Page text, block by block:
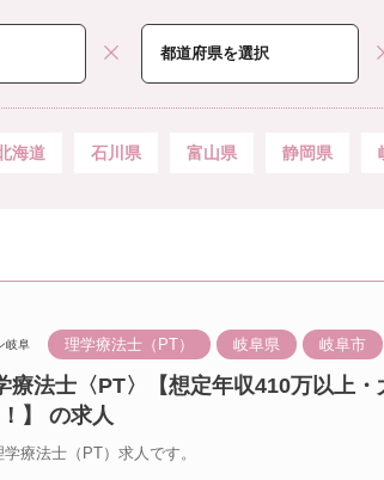
海道 石川県 富山県 静岡県
岐阜 理学療法士（PT） 岐阜県 岐阜市
療法士〈PT〉【想定年収410万以上・
】 の求人
療法士（PT）求人です。